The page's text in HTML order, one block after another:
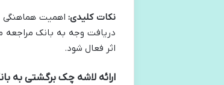
نکات کلیدی:اهمیت هماهنگی
دریافت وجه به بانک مراجعه
اثر فعال شود.
ارائه لاشه چک برگشتی به